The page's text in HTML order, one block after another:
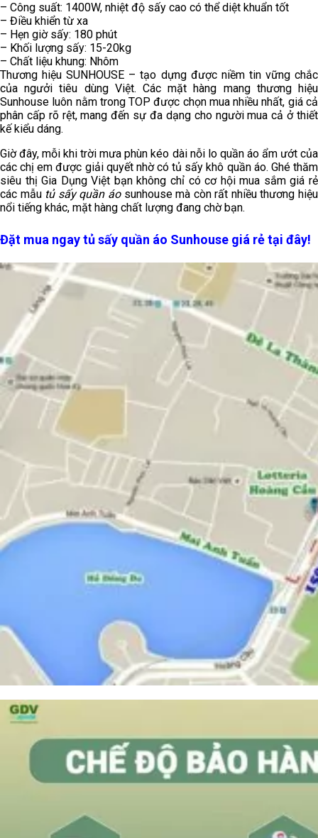
– Công suất: 1400W, nhiệt độ sấy cao có thể diệt khuẩn tốt
– Điều khiển từ xa
– Hẹn giờ sấy: 180 phút
– Khối lượng sấy: 15-20kg
– Chất liệu khung: Nhôm
Thương hiệu SUNHOUSE – tạo dựng được niềm tin vững chắc
của ngưởi tiêu dùng Việt. Các mặt hàng mang thương hiệu
Sunhouse luôn nằm trong TOP được chọn mua nhiều nhất, giá cả
phân cấp rõ rệt, mang đến sự đa dạng cho người mua cả ở thiết
kế kiểu dáng.
Giờ đây, mỗi khi trời mưa phùn kéo dài nỗi lo quần áo ẩm ướt của
các chị em được giải quyết nhờ có tủ sấy khô quần áo. Ghé thăm
siêu thị Gia Dụng Việt bạn không chỉ có cơ hội mua sắm giá rẻ
các mẫu tủ sấy quần áosunhouse mà còn rất nhiều thương hiệu
nổi tiếng khác, mặt hàng chất lượng đang chờ bạn.
Đặt mua ngay tủ sấy quần áo Sunhouse giá rẻ tại đây!